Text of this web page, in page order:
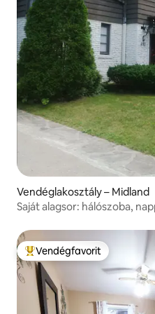
Vendéglakosztály – Midland
Saját alagsor: hálószoba,
Kiemelt vendégfavorit
Vendégfavorit